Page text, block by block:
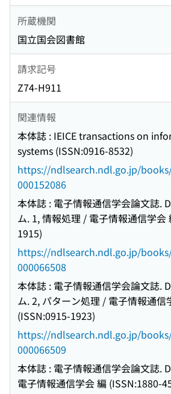
所蔵機関
国立国会図書館
請求記号
Z74-H911
関連情報
本体誌 : IEICE transactions on
systems (ISSN:0916-8532)
https://ndlsearch.ndl.go.jp/
000152086
本体誌 : 電子情報通信学会論文誌.
ム. 1, 情報処理 / 電子情報通信学会
1915)
https://ndlsearch.ndl.go.jp/
000066508
本体誌 : 電子情報通信学会論文誌.
ム. 2, パターン処理 / 電子情報通信
(ISSN:0915-1923)
https://ndlsearch.ndl.go.jp/
000066509
本体誌 : 電子情報通信学会論文誌.
電子情報通信学会 編 (ISSN:1880-